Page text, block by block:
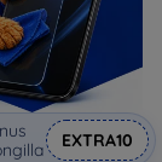
EXTRA10